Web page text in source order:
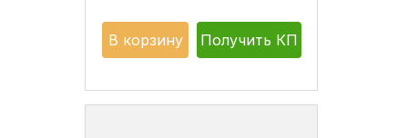
В корзину Получить КП